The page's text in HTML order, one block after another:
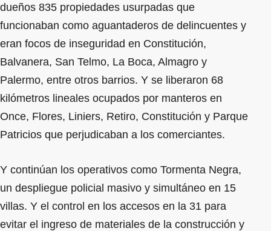
dueños 835 propiedades usurpadas que
funcionaban como aguantaderos de delincuentes y
eran focos de inseguridad en Constitución,
Balvanera, San Telmo, La Boca, Almagro y
Palermo, entre otros barrios. Y se liberaron 68
kilómetros lineales ocupados por manteros en
Once, Flores, Liniers, Retiro, Constitución y Parque
Patricios que perjudicaban a los comerciantes.
Y continúan los operativos como Tormenta Negra,
un despliegue policial masivo y simultáneo en 15
villas. Y el control en los accesos en la 31 para
evitar el ingreso de materiales de la construcción y